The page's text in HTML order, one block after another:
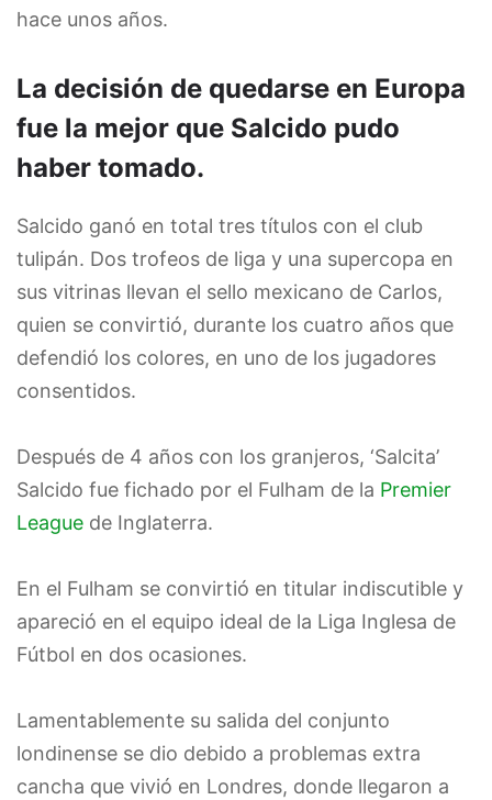
hace unos años.
La decisión de quedarse en Europa
fue la mejor que Salcido pudo
haber tomado.
Salcido ganó en total tres títulos con el club
tulipán. Dos trofeos de liga y una supercopa en
sus vitrinas llevan el sello mexicano de Carlos,
quien se convirtió, durante los cuatro años que
defendió los colores, en uno de los jugadores
consentidos.
Después de 4 años con los granjeros, ‘Salcita’
Salcido fue fichado por el Fulham de la Premier
League de Inglaterra.
En el Fulham se convirtió en titular indiscutible y
apareció en el equipo ideal de la Liga Inglesa de
Fútbol en dos ocasiones.
Lamentablemente su salida del conjunto
londinense se dio debido a problemas extra
cancha que vivió en Londres, donde llegaron a